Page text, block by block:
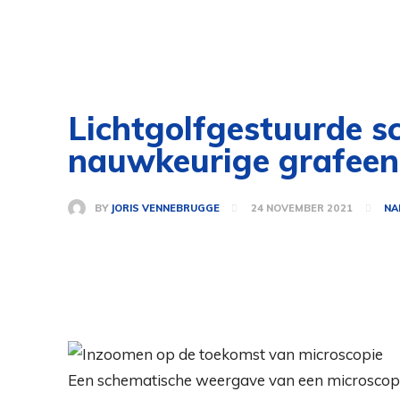
Lichtgolfgestuurde
nauwkeurige
BY JORIS VENNEBRUGGE 24 NOVEMBER 2021
Een schematische weergave van een